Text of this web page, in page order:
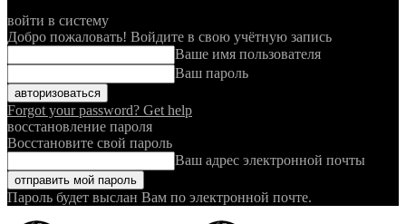
войти в систему
Добро пожаловать! Войдите в свою учётную запись
Ваше имя пользователя
Ваш пароль
Forgot your password? Get help
восстановление пароля
Восстановите свой пароль
Ваш адрес электронной почты
Пароль будет выслан Вам по электронной почте.